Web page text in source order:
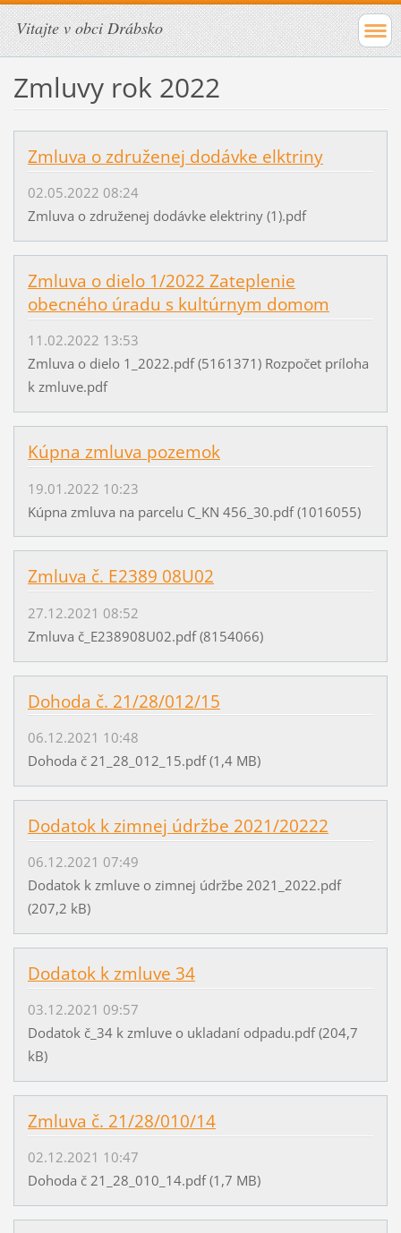
Vitajte v obci Drábsko
Zmluvy rok 2022
Zmluva o združenej dodávke elktriny
02.05.2022 08:24
Zmluva o združenej dodávke elektriny (1).pdf
Zmluva o dielo 1/2022 Zateplenie
obecného úradu s kultúrnym domom
11.02.2022 13:53
Zmluva o dielo 1_2022.pdf (5161371) Rozpočet príloha
k zmluve.pdf
Kúpna zmluva pozemok
19.01.2022 10:23
Kúpna zmluva na parcelu C_KN 456_30.pdf (1016055)
Zmluva č. E2389 08U02
27.12.2021 08:52
Zmluva č_E238908U02.pdf (8154066)
Dohoda č. 21/28/012/15
06.12.2021 10:48
Dohoda č 21_28_012_15.pdf (1,4 MB)
Dodatok k zimnej údržbe 2021/20222
06.12.2021 07:49
Dodatok k zmluve o zimnej údržbe 2021_2022.pdf
(207,2 kB)
Dodatok k zmluve 34
03.12.2021 09:57
Dodatok č_34 k zmluve o ukladaní odpadu.pdf (204,7
kB)
Zmluva č. 21/28/010/14
02.12.2021 10:47
Dohoda č 21_28_010_14.pdf (1,7 MB)